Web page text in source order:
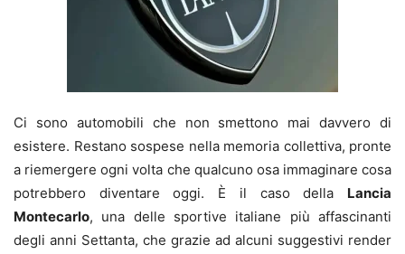
Ci sono automobili che non smettono mai davvero di
esistere. Restano sospese nella memoria collettiva, pronte
a riemergere ogni volta che qualcuno osa immaginare cosa
potrebbero diventare oggi. È il caso della Lancia
Montecarlo, una delle sportive italiane più affascinanti
degli anni Settanta, che grazie ad alcuni suggestivi render